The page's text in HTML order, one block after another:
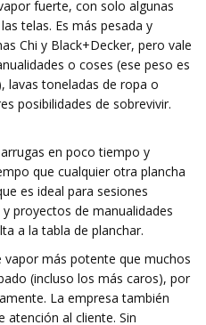
fuerte, con solo algunas
telas. Es más pesada y
Chi y Black+Decker, pero vale
o coses (ese peso es
lavas toneladas de ropa o
posibilidades de sobrevivir.
en poco tiempo y
que cualquier otra plancha
es ideal para sesiones
proyectos de manualidades
a la tabla de planchar.
vapor más potente que muchos
(incluso los más caros), por
La empresa también
atención al cliente. Sin